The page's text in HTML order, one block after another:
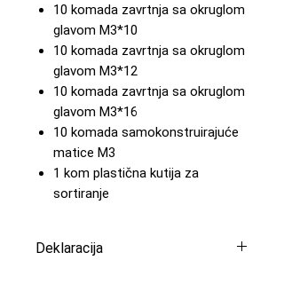
10 komada zavrtnja sa okruglom
glavom M3*10
10 komada zavrtnja sa okruglom
glavom M3*12
10 komada zavrtnja sa okruglom
glavom M3*16
10 komada samokonstruirajuće
matice M3
1 kom plastična kutija za
sortiranje
Deklaracija